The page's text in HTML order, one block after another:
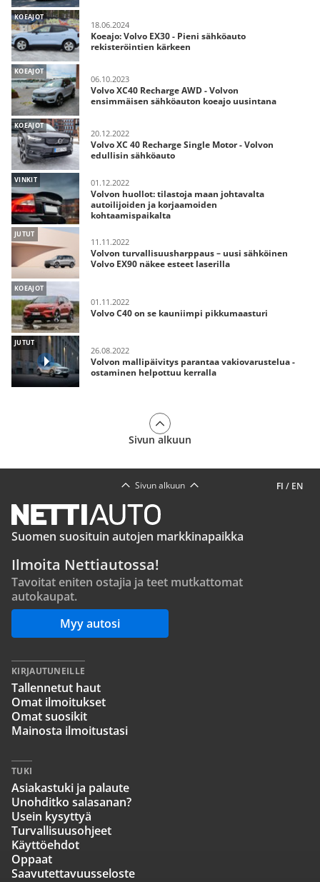
KOEAJOT
18.06.2024
Koeajo: Volvo EX30 - Pieni sähköauto
rekisteröintien kärkeen
KOEAJOT
06.10.2023
Volvo XC40 Recharge AWD - Volvon
ensimmäisen sähköauton koeajo uusintana
KOEAJOT
20.12.2022
Volvo XC 40 Recharge Single Motor - Volvon
edullisin sähköauto
VINKIT 01.12.2022
Volvon huollot: tilastoja maan johtavalta
autoilijoiden ja korjaamoiden
kohtaamispaikalta
JUTUT
11.11.2022
Volvon turvallisuusharppaus – uusi sähköinen
Volvo EX90 näkee esteet laserilla
KOEAJOT
01.11.2022
Volvo C40 on se kauniimpi pikkumaasturi
JUTUT
26.08.2022
Volvon mallipäivitys parantaa vakiovarustelua -
ostaminen helpottuu kerralla
Sivun alkuun
FI / EN
Sivun alkuun
Suomen suosituin autojen markkinapaikka
Ilmoita Nettiautossa!
Tavoitat eniten ostajia ja teet mutkattomat
autokaupat.
Myy autosi
KIRJAUTUNEILLE
Tallennetut haut
Omat ilmoitukset
Omat suosikit
Mainosta ilmoitustasi
TUKI
Asiakastuki ja palaute
Unohditko salasanan?
Usein kysyttyä
Turvallisuusohjeet
Käyttöehdot
Oppaat
Saavutettavuusseloste